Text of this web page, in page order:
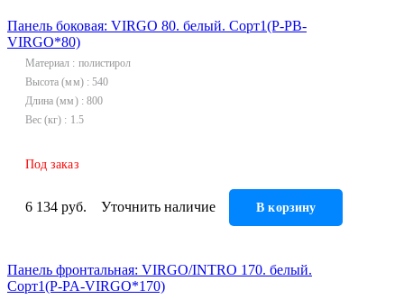
Панель боковая: VIRGO 80. белый. Сорт1(P-PB-
VIRGO*80)
Материал
полистирол
Высота (мм)
540
Длина (мм)
800
Вес (кг)
1.5
Под заказ
6 134 руб. Уточнить наличие В корзину
Панель фронтальная: VIRGO/INTRO 170. белый.
Сорт1(P-PA-VIRGO*170)
Сифоны
Развернуть(2)
Смесители и комплектующие
Россинка-ТВК
Смесители для кухни
Унитазы. писсуары. биде
Комплектующие для унитазов и инсталляциий
Писсуары